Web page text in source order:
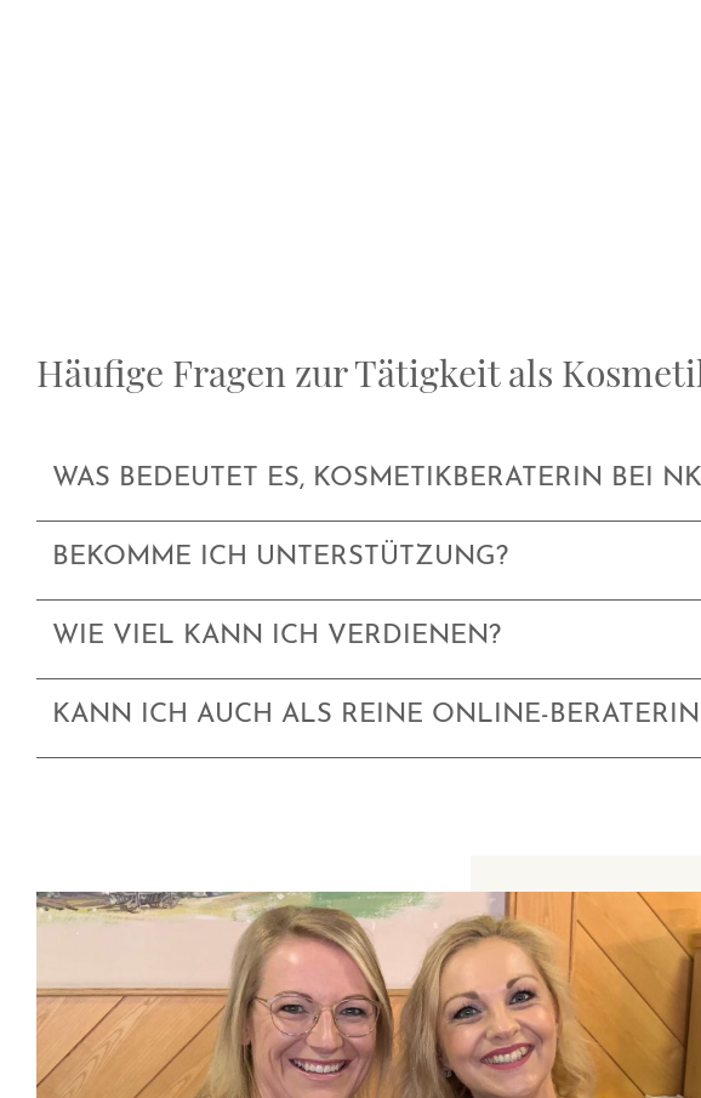
Häufige Fragen zur Tätigkeit als
WAS BEDEUTET ES, KOSMETIKBERATERIN BEI
BEKOMME ICH UNTERSTÜTZUNG?
WIE VIEL KANN ICH VERDIENEN?
KANN ICH AUCH ALS REINE ONLINE-